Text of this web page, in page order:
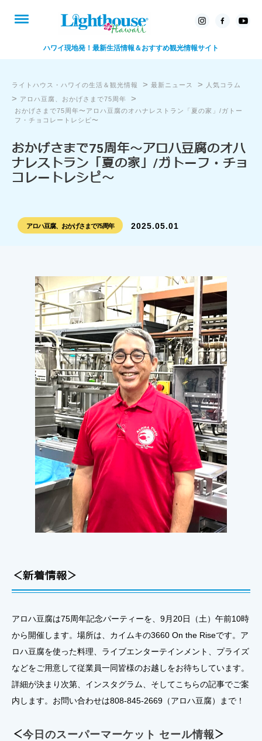
ハワイ現地発！最新生活情報＆おすすめ観光情報サイト
ライトハウス・ハワイの生活＆観光情報 > 最新ニュース > 人気コラム
> アロハ豆腐、おかげさまで75周年 >
おかげさまで75周年〜アロハ豆腐のオハナレストラン「夏の家」/ガトー
フ・チョコレートレシピ〜
おかげさまで75周年〜アロハ豆腐のオハ
ナレストラン「夏の家」/ガトーフ・チョ
コレートレシピ〜
アロハ豆腐、おかげさまで75周年 2025.05.01
＜新着情報＞
アロハ豆腐は75周年記念パーティーを、9月20日（土）午前10時
から開催します。場所は、カイムキの3660 On the Riseです。ア
ロハ豆腐を使った料理、ライブエンターテインメント、プライズ
などをご用意して従業員一同皆様のお越しをお待ちしています。
詳細が決まり次第、インスタグラム、そしてこちらの記事でご案
内します。お問い合わせは808-845-2669（アロハ豆腐）まで！
＜今日のスーパーマーケット セール情報＞